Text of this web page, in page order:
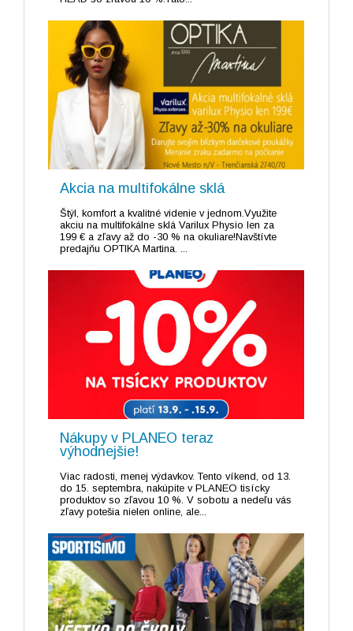
Akcia na multifokálne sklá
Štýl, komfort a kvalitné videnie v jednom.Využite
akciu na multifokálne sklá Varilux Physio len za
199 € a zľavy až do -30 % na okuliare!Navštívte
predajňu OPTIKA Martina. ...
Nákupy v PLANEO teraz
výhodnejšie!
Viac radosti, menej výdavkov. Tento víkend, od 13.
do 15. septembra, nakúpite v PLANEO tisícky
produktov so zľavou 10 %. V sobotu a nedeľu vás
zľavy potešia nielen online, ale...